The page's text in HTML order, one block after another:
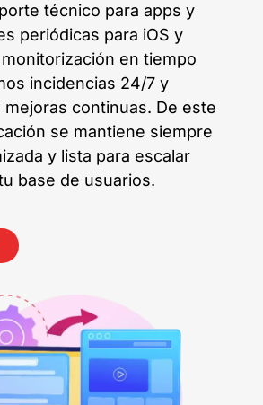
técnico para apps y
periódicas para iOS y
en tiempo
incidencias 24/7 y
continuas. De este
se mantiene siempre
y lista para escalar
base de usuarios.